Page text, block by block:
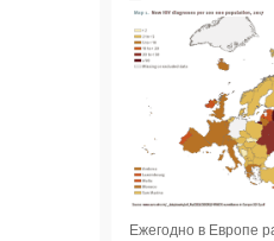
Ежегодно в Европе